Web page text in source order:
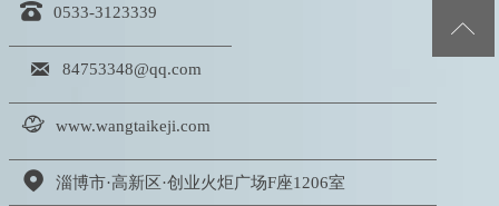
 0533-3123339
 84753348@qq.com
 www.wangtaikeji.com
 淄博市·高新区·创业火炬广场F座1206室
